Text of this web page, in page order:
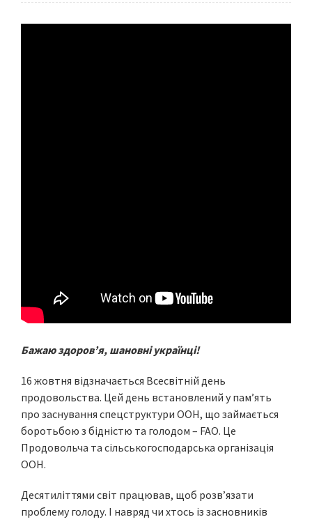
Бажаю здоров’я, шановні українці!
16 жовтня відзначається Всесвітній день
продовольства. Цей день встановлений у пам’ять
про заснування спецструктури ООН, що займається
боротьбою з бідністю та голодом – FAO. Це
Продовольча та сільськогосподарська організація
ООН.
Десятиліттями світ працював, щоб розв’язати
проблему голоду. І навряд чи хтось із засновників